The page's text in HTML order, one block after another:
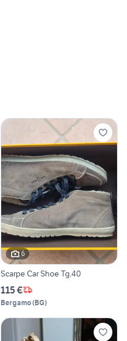
6
Scarpe Car Shoe Tg.40
115 €
Bergamo(BG)